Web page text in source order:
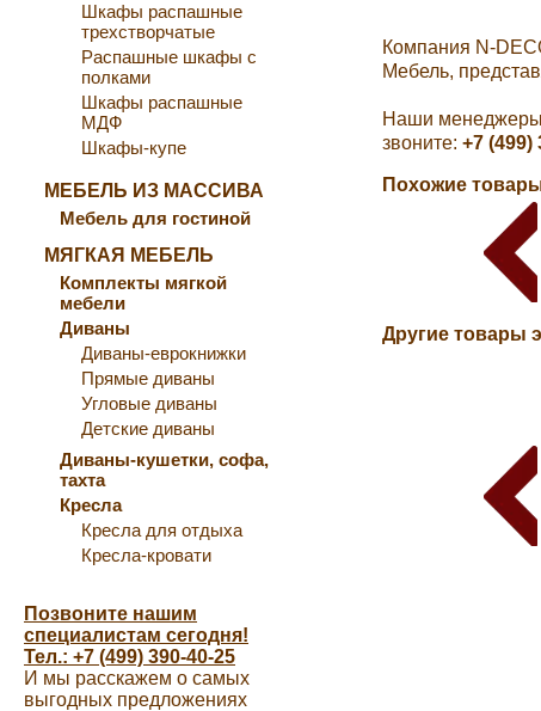
Шкафы распашные
трехстворчатые
Распашные шкафы с
полками
Шкафы распашные
МДФ
Шкафы-купе
МЕБЕЛЬ ИЗ МАССИВА
Мебель для гостиной
МЯГКАЯ МЕБЕЛЬ
Комплекты мягкой
мебели
Диваны
Диваны-еврокнижки
Прямые диваны
Угловые диваны
Детские диваны
Диваны-кушетки, софа,
тахта
Кресла
Кресла для отдыха
Кресла-кровати
Позвоните нашим
специалистам сегодня!
Тел.: +7 (499) 390-40-25
И мы расскажем о самых
выгодных предложениях
Компания N-
Мебель,
Наши менеджеры
звоните: +7 (499)
Похожие
Другие товары